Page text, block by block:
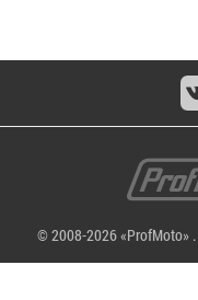
© 2008-2026 «ProfMoto»